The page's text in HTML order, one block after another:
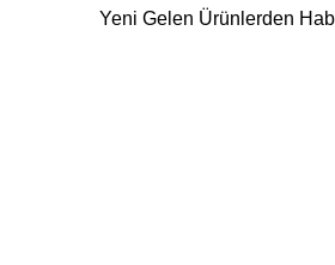
Yeni Gelen Ürünlerden